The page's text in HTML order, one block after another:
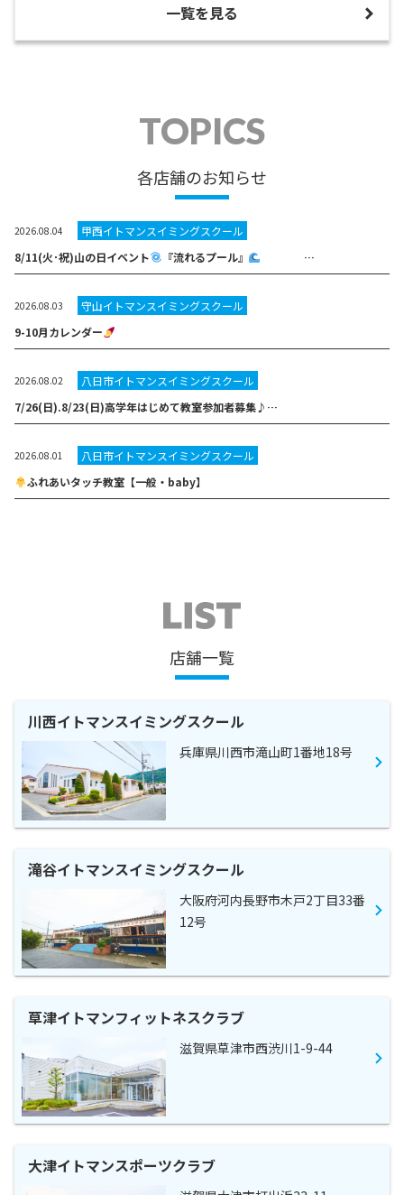
一覧を見る
TOPICS
各店舗のお知らせ
2026.08.04
甲西イトマンスイミングスクール
8/11(火･祝)山の日イベント
『流れるプール』 …
2026.08.03
守山イトマンスイミングスクール
9-10月カレンダー
2026.08.02
八日市イトマンスイミングスクール
7/26(日).8/23(日)高学年はじめて教室参加者募集♪…
2026.08.01
八日市イトマンスイミングスクール
ふれあいタッチ教室【一般・baby】
店舗一覧
川西イトマンスイミングスクール
兵庫県川西市滝山町1番地18号
滝谷イトマンスイミングスクール
大阪府河内長野市木戸2丁目33番
12号
草津イトマンフィットネスクラブ
滋賀県草津市西渋川1-9-44
大津イトマンスポーツクラブ